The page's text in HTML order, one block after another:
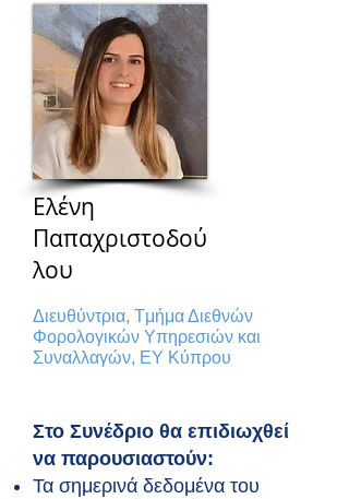
Ελένη
Παπαχριστοδού
λου
Διευθύντρια, Tμήμα Διεθνών
Φορολογικών Υπηρεσιών και
Συναλλαγών, ΕΥ Κύπρου
Στο Συνέδριο θα επιδιωχθεί
να παρουσιαστούν:
Τα σημερινά δεδομένα του